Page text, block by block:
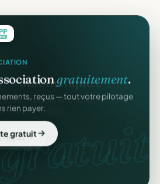
gratuitement.
reçus — tout votre pilotage
rien payer.
gratuit